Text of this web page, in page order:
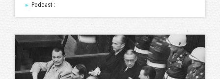
► Podcast :